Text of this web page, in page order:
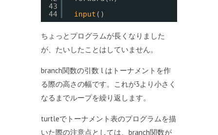
43
44
input ()
ちょっとプログラムが長くなりました
が、たいしたことはしていません。
branch関数の引数 l はトーナメントを作
る際の高さの幅です。これが3より小さく
なるまでループを繰り返します。
turtleでトーナメント表のプログラムを描
いた際の注意点としては、branch関数が